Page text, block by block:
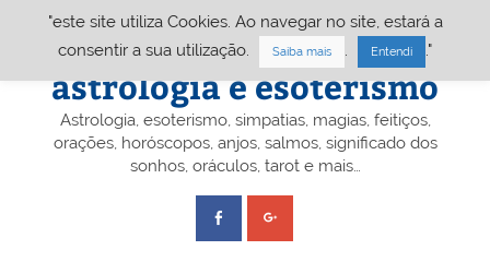
Portal A&E – Portal
astrologia e esoterismo
Astrologia, esoterismo, simpatias, magias, feitiços,
orações, horóscopos, anjos, salmos, significado dos
sonhos, oráculos, tarot e mais…
"este site utiliza Cookies. Ao navegar no site, estará a
consentir a sua utilização.
Saiba mais Entendi ."